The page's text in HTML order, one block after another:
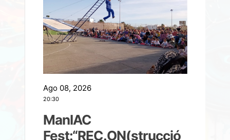
Ago 08, 2026
20:30
ManIAC
Fest:“REC.ON(strucció